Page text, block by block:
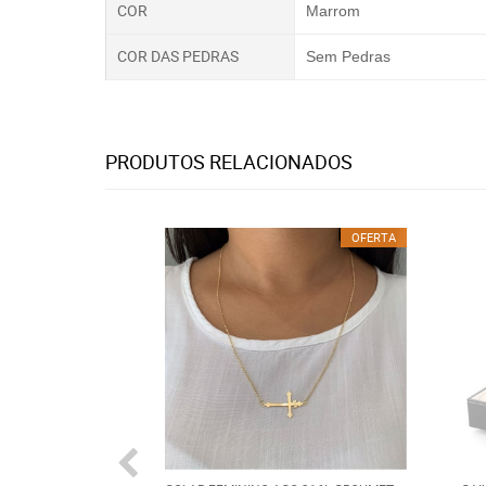
COR Marrom
COR DAS PEDRAS Sem Pedras
PRODUTOS RELACIONADOS
OFERTA